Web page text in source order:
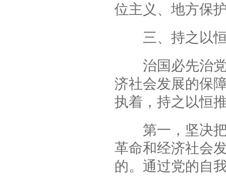
位主义、地方保
三、持之以恒
治国必先治党
济社会发展的保
执着，持之以恒
第一，坚决把
革命和经济社会
的。通过党的自